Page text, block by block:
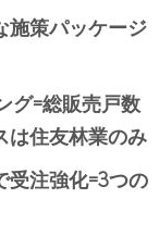
施策パッケージ
グ=総販売戸数
は住友林業のみ
注強化=3つの